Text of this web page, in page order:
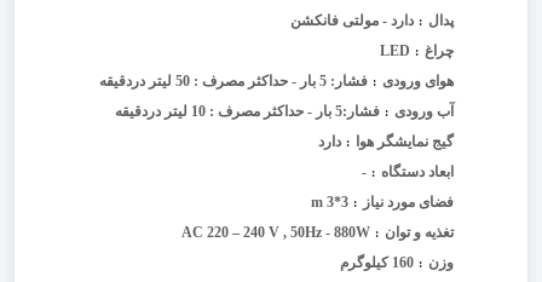
پدال : دارد - مولتی فانکشن
چراغ :
LED
هوای ورودی : فشار: 5 بار - حداکثر مصرف : 50 لیتر دردقیقه
آب ورودی : فشار:5 بار - حداکثر مصرف : 10 لیتر دردقیقه
گیج نمایشگر هوا : دارد
ابعاد دستگاه :
-
فضای مورد نیاز
:
3*3 m
تغذیه و توان :
AC 220 – 240 V , 50Hz - 880W
وزن : 160 کیلوگرم